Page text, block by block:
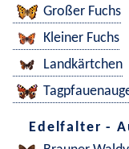
Großer Fuchs
Kleiner Fuchs
Landkärtchen
Edelfalter -